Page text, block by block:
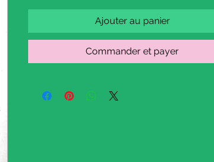
Ajouter au panier
Commander et payer